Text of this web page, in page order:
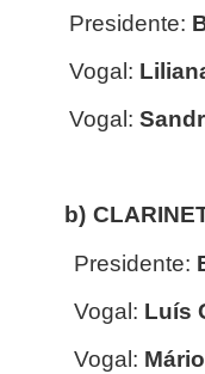
Presidente:
Vogal:
Vogal:
b)
Presidente:
Vogal: Luís
Vogal: